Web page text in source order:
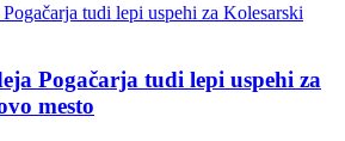
Pogačarja tudi lepi uspehi za
mesto